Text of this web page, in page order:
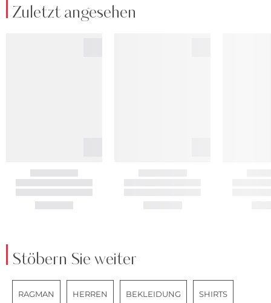
Zuletzt angesehen
Stöbern Sie weiter
RAGMAN HERREN BEKLEIDUNG SHIRTS